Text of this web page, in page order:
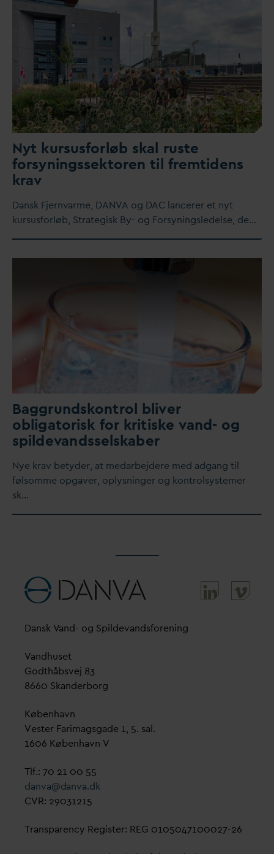
Nyt kursusforløb skal ruste
forsyningssektoren til fremtidens
krav
Dansk Fjernvarme, DANVA og DAC lancerer et nyt
kursusforløb, Strategisk By- og Forsyningsledelse, de…
Baggrundskontrol bliver
obligatorisk for kritiskevand- og
spildevandsselskaber
Nye krav betyder, at medarbejdere med adgang til
følsomme opgaver, oplysninger og kontrolsystemer
sk…
Dansk Vand- og Spildevandsforening
Vandhuset
Godthåbsvej 83
8660 Skanderborg
København
Vester Farimagsgade 1, 5. sal.
1606 København V
Tlf.: 70 21 00 55
danva@danva.dk
CVR: 29031215
Transparency Register: REG 0105047100027-26